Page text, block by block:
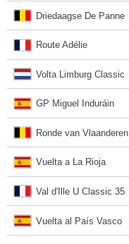
Driedaagse De Panne
Route Adélie
Volta Limburg Classic
GP Miguel Induráin
Ronde van Vlaanderen
Vuelta a La Rioja
Val d'Ille U Classic 35
Vuelta al País Vasco